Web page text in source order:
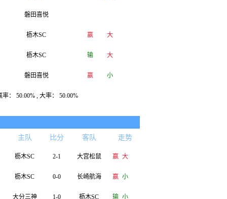
磐田喜悦
枥木SC 赢 大
枥木SC 输 大
磐田喜悦 赢 小
： 50.00% , 大率： 50.00%
主队 比分 客队 走势
枥木SC 2-1 大宫松鼠 赢 大
枥木SC 0-0 长崎航海 赢 小
大分三神 1-0 枥木SC 输 小